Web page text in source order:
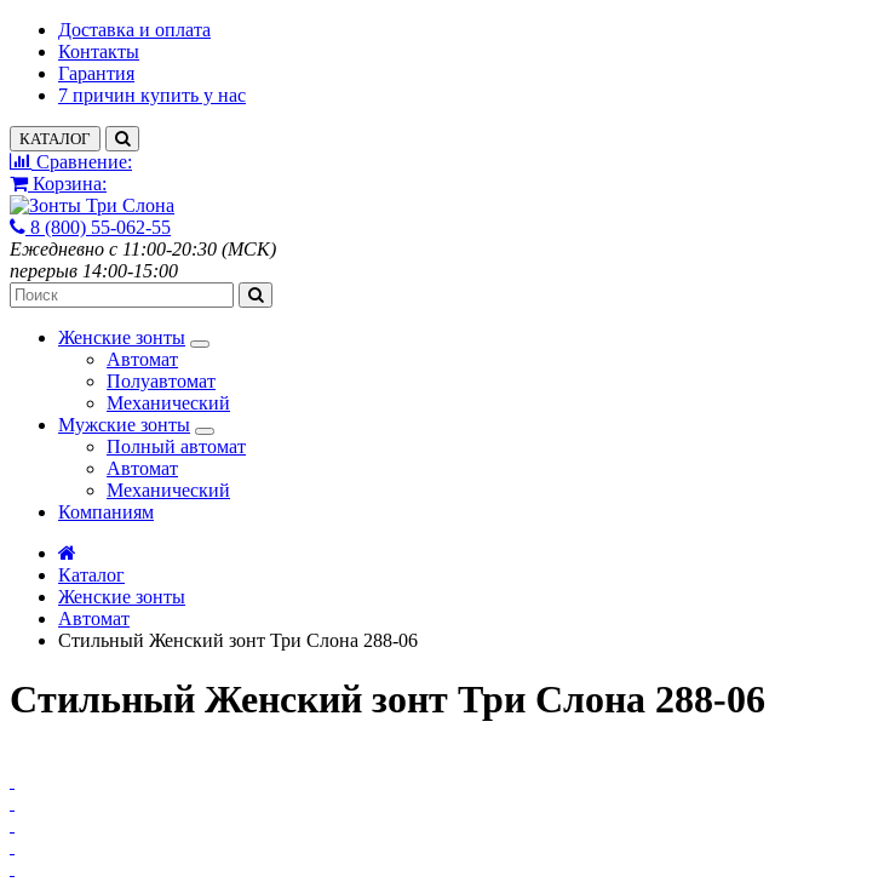
Доставка и оплата
Контакты
Гарантия
7 причин купить у нас
КАТАЛОГ
Сравнение:
Корзина:
8 (800) 55-062-55
Ежедневно с 11:00-20:30 (МСК)
перерыв 14:00-15:00
Женские зонты
Автомат
Полуавтомат
Механический
Мужские зонты
Полный автомат
Автомат
Механический
Компаниям
Каталог
Женские зонты
Автомат
Стильный Женский зонт Три Слона 288-06
Стильный Женский зонт Три Слона 288-06